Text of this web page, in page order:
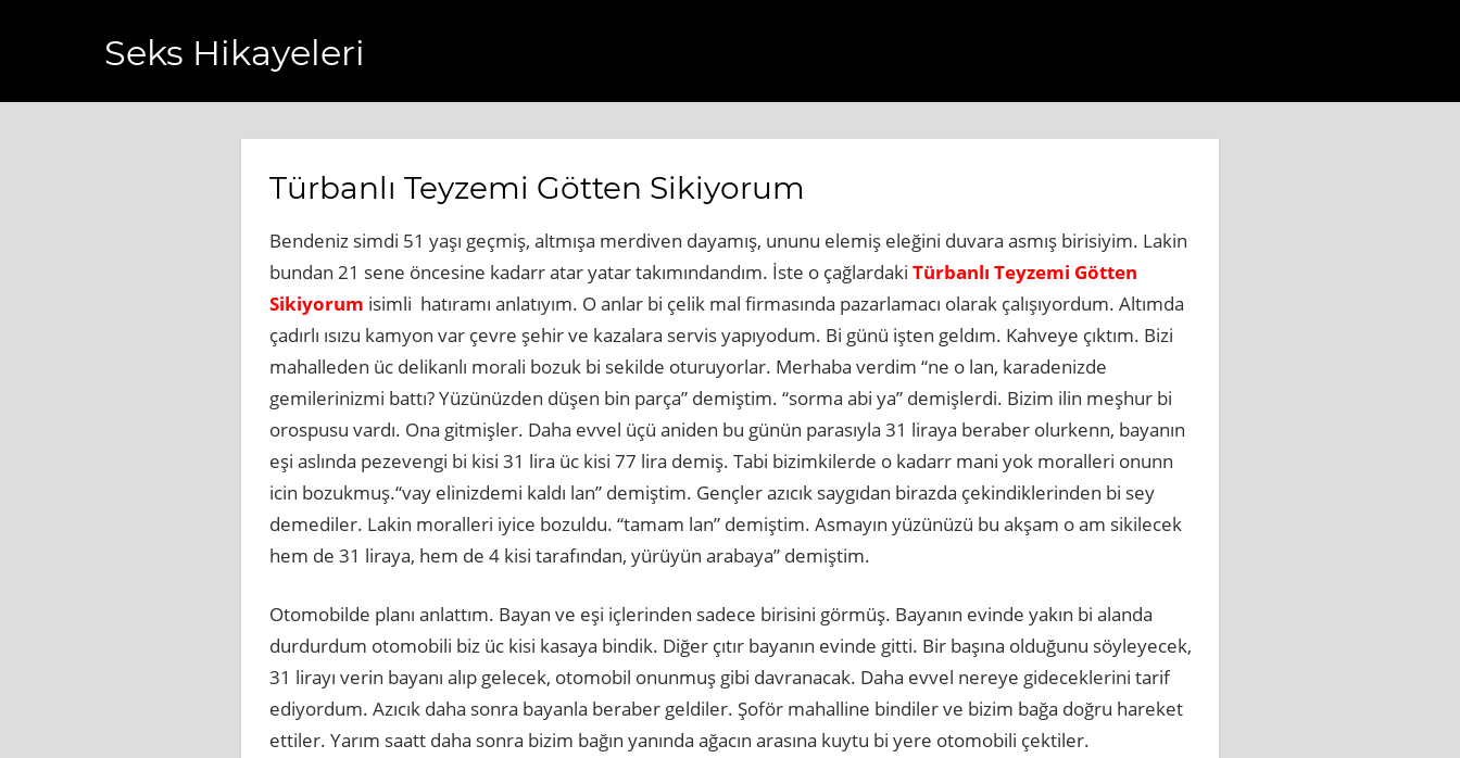
Seks Hikayeleri
Türbanlı Teyzemi Götten Sikiyorum
Bendeniz simdi 51 yaşı geçmiş, altmışa merdiven dayamış, ununu elemiş eleğini duvara asmış birisiyim. Lakin
bundan 21 sene öncesine kadarr atar yatar takımındandım. İste o çağlardaki Türbanlı Teyzemi Götten
Sikiyorum isimli hatıramı anlatıyım. O anlar bi çelik mal firmasında pazarlamacı olarak çalışıyordum. Altımda
çadırlı ısızu kamyon var çevre şehir ve kazalara servis yapıyodum. Bi günü işten geldım. Kahveye çıktım. Bizi
mahalleden üc delikanlı morali bozuk bi sekilde oturuyorlar. Merhaba verdim “ne o lan, karadenizde
gemilerinizmi battı? Yüzünüzden düşen bin parça” demiştim. “sorma abi ya” demişlerdi. Bizim ilin meşhur bi
orospusu vardı. Ona gitmişler. Daha evvel üçü aniden bu günün parasıyla 31 liraya beraber olurkenn, bayanın
eşi aslında pezevengi bi kisi 31 lira üc kisi 77 lira demiş. Tabi bizimkilerde o kadarr mani yok moralleri onunn
icin bozukmuş.“vay elinizdemi kaldı lan” demiştim. Gençler azıcık saygıdan birazda çekindiklerinden bi sey
demediler. Lakin moralleri iyice bozuldu. “tamam lan” demiştim. Asmayın yüzünüzü bu akşam o am sikilecek
hem de 31 liraya, hem de 4 kisi tarafından, yürüyün arabaya” demiştim.
Otomobilde planı anlattım. Bayan ve eşi içlerinden sadece birisini görmüş. Bayanın evinde yakın bi alanda
durdurdum otomobili biz üc kisi kasaya bindik. Diğer çıtır bayanın evinde gitti. Bir başına olduğunu söyleyecek,
31 lirayı verin bayanı alıp gelecek, otomobil onunmuş gibi davranacak. Daha evvel nereye gideceklerini tarif
ediyordum. Azıcık daha sonra bayanla beraber geldiler. Şoför mahalline bindiler ve bizim bağa doğru hareket
ettiler. Yarım saatt daha sonra bizim bağın yanında ağacın arasına kuytu bi yere otomobili çektiler.